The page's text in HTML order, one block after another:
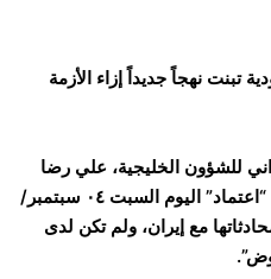
تبنت نهجاً جديداً إزاء الأزمة
للشؤون الخليجية، علي رضا
عنايتي، في مقابلة نشرتها صحيفة “اعتماد” اليوم السبت ٠٤ سبتمبر/
في محادثاتها مع إيران، ولم تكن لدى